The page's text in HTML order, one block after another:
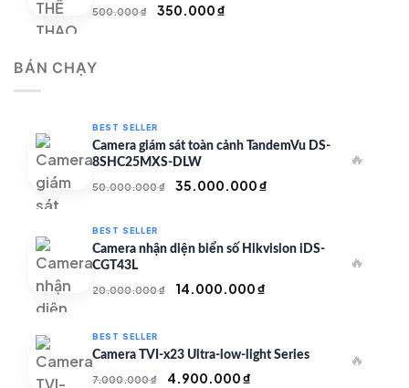
500.000₫
Giá
350.000₫
BÁN CHẠY
BEST SELLER
Camera giám sát toàn cảnh TandemVu DS-
8SHC25MXS-DLW
50.000.000₫
Giá
50.000.000 ₫.
35.000.000₫
là:
35.000.000 ₫.
🔥
BEST SELLER
Camera nhận diện biển số Hikvision iDS-
CGT43L
20.000.000₫
Giá
20.000.000 ₫.
14.000.000₫
là:
14.000.000 ₫.
🔥
BEST SELLER
Camera TVI-x23 Ultra-low-light Series
7.000.000₫
Giá
4.900.000₫
🔥